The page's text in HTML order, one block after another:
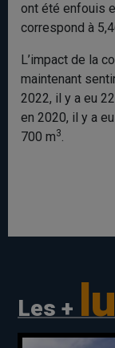
ont été enfouis
correspond à
L’impact de la
maintenant
2022, il y a eu
en 2020, il y a
700 m3.
Les +